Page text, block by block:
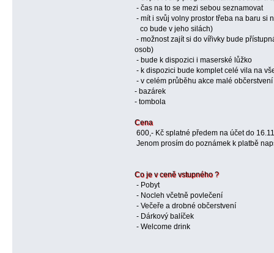
- čas na to se mezi sebou seznamovat
- mít i svůj volny prostor třeba na baru si
co bude v jeho silách)
- možnost zajít si do vířivky bude
osob)
- bude k dispozici i maserské lůžko
- k dispozici bude komplet celé vila na
- v celém průběhu akce malé
- bazárek
- tombola
Cena
600,- Kč splatné předem na účet do
Jenom prosím do poznámek k platbě
Co je v ceně vstupného ?
- Pobyt
- Nocleh včetně povlečení
- Večeře a drobné občerstvení
- Dárkový balíček
- Welcome drink